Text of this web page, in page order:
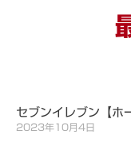
セブンイレブン【ホ
2023年10月4日